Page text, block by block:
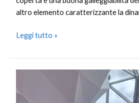
altro elemento caratterizzante la
Leggi tutto »